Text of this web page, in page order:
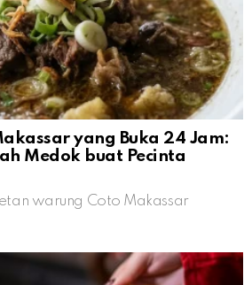
yang Buka 24 Jam:
Medok buat Pecinta
warung Coto Makassar